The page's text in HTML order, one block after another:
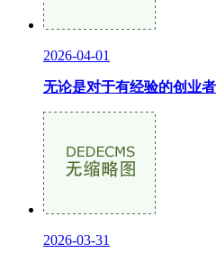
2026-04-01
无论是对于有经验的创业
2026-03-31